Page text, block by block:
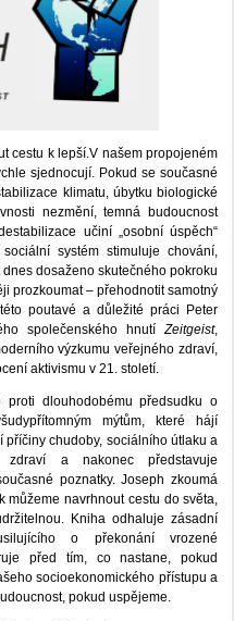
cestu k lepší.V našem propojeném
sjednocují. Pokud se současné
klimatu, úbytku biologické
nezmění, temná budoucnost
učiní „osobní úspěch“
systém stimuluje chování,
dosaženo skutečného pokroku
prozkoumat – přehodnotit samotný
poutavé a důležité práci Peter
společenského hnutíZeitgeist,
výzkumu veřejného zdraví,
aktivismu v 21. století.
proti dlouhodobému předsudku o
mýtům, které hájí
příčiny chudoby, sociálního útlaku a
zdraví a nakonec představuje
poznatky. Joseph zkoumá
můžeme navrhnout cestu do světa,
Kniha odhaluje zásadní
o překonání vrozené
před tím, co nastane, pokud
socioekonomického přístupu a
pokud uspějeme.